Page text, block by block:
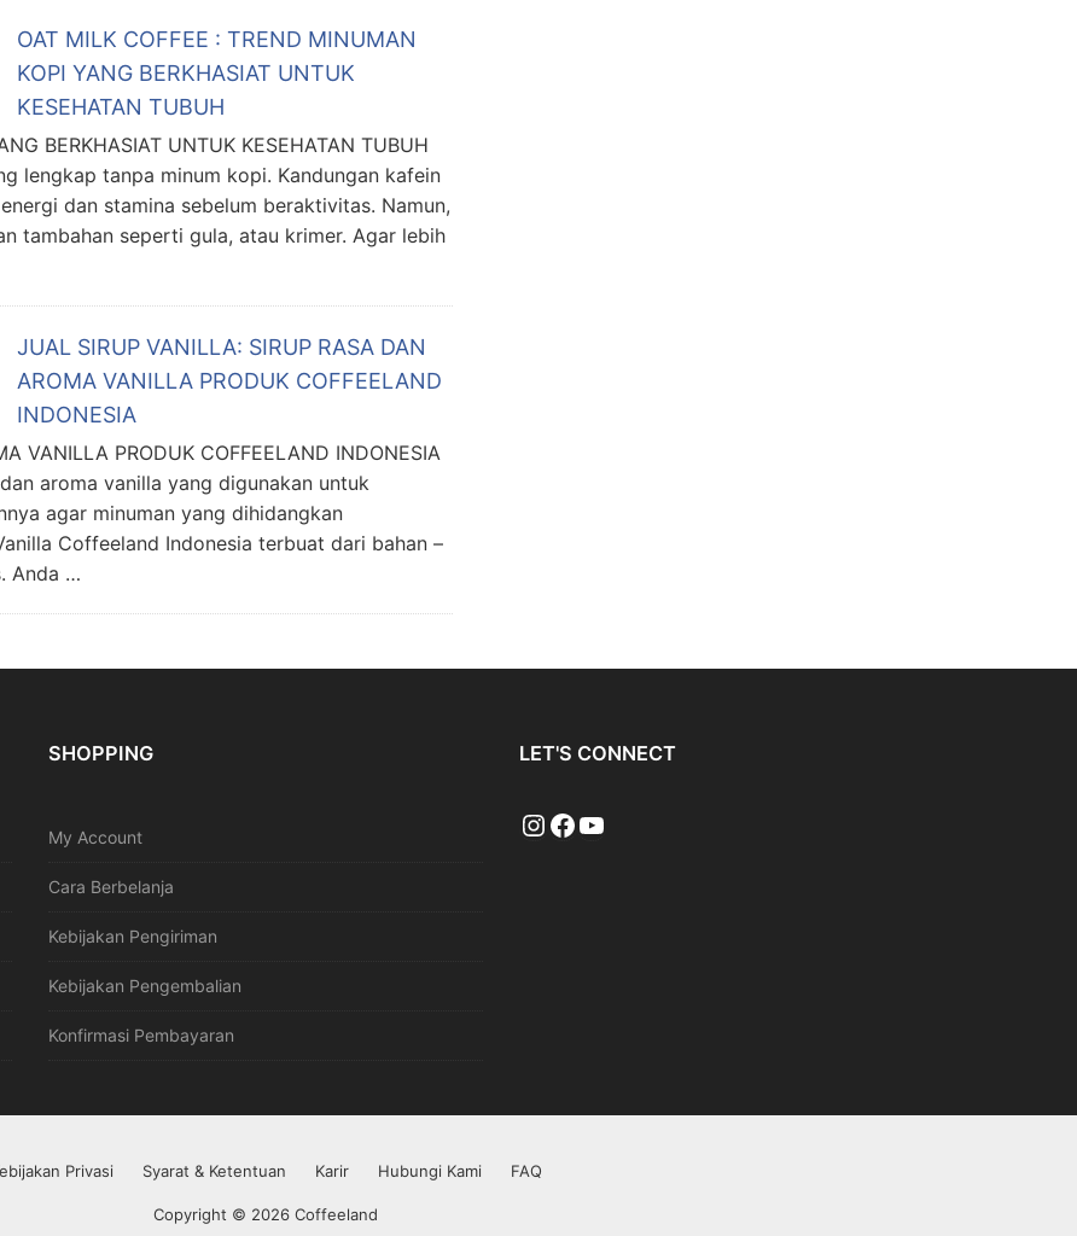
OAT MILK COFFEE : TREND MINUMAN
KOPI YANG BERKHASIAT UNTUK
KESEHATAN TUBUH
BERKHASIAT UNTUK KESEHATAN TUBUH
lengkap tanpa minum kopi. Kandungan kafein
dan stamina sebelum beraktivitas. Namun,
tambahan seperti gula, atau krimer. Agar lebih
JUAL SIRUP VANILLA: SIRUP RASA DAN
AROMA VANILLA PRODUK COFFEELAND
INDONESIA
VANILLA PRODUK COFFEELAND INDONESIA
aroma vanilla yang digunakan untuk
agar minuman yang dihidangkan
Coffeeland Indonesia terbuat dari bahan –
Anda …
SHOPPING
My Account
Cara Berbelanja
Kebijakan Pengiriman
Kebijakan Pengembalian
Konfirmasi Pembayaran
LET'S CONNECT
Privasi Syarat & Ketentuan Karir Hubungi Kami FAQ
Copyright © 2026 Coffeeland